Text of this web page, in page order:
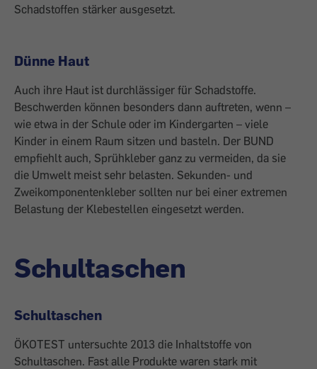
Schadstoffen stärker ausgesetzt.
Dünne Haut
Auch ihre Haut ist durchlässiger für Schadstoffe.
Beschwerden können besonders dann auftreten, wenn –
wie etwa in der Schule oder im Kindergarten – viele
Kinder in einem Raum sitzen und basteln. Der BUND
empfiehlt auch, Sprühkleber ganz zu vermeiden, da sie
die Umwelt meist sehr belasten. Sekunden- und
Zweikomponentenkleber sollten nur bei einer extremen
Belastung der Klebestellen eingesetzt werden.
Schultaschen
Schultaschen
ÖKOTEST untersuchte 2013 die Inhaltstoffe von
Schultaschen. Fast alle Produkte waren stark mit